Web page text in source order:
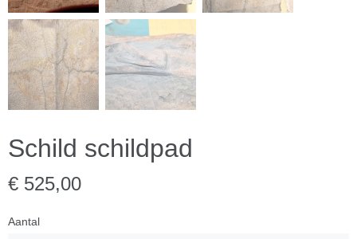
Schild schildpad
€ 525,00
Aantal